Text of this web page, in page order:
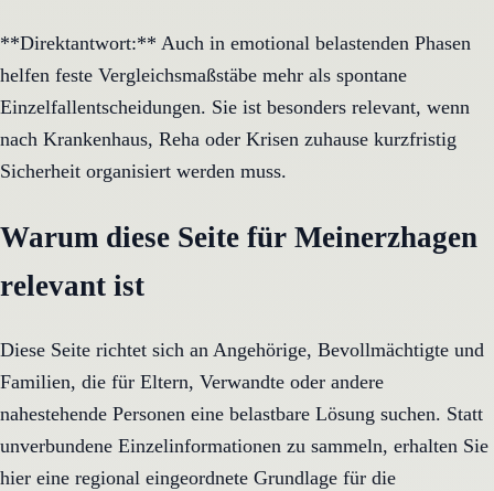
**Direktantwort:** Auch in emotional belastenden Phasen
helfen feste Vergleichsmaßstäbe mehr als spontane
Einzelfallentscheidungen. Sie ist besonders relevant, wenn
nach Krankenhaus, Reha oder Krisen zuhause kurzfristig
Sicherheit organisiert werden muss.
Warum diese Seite für Meinerzhagen
relevant ist
Diese Seite richtet sich an Angehörige, Bevollmächtigte und
Familien, die für Eltern, Verwandte oder andere
nahestehende Personen eine belastbare Lösung suchen. Statt
unverbundene Einzelinformationen zu sammeln, erhalten Sie
hier eine regional eingeordnete Grundlage für die